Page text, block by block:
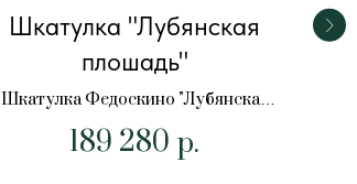
Шкатулка "Лубянская
плошадь"
Шкатулка Федоскино "Лубянская
плошадь"
189 280 р.